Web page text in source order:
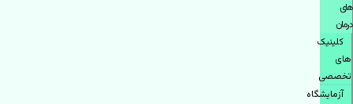
های
درمان
کلینیک
های
تخصصی
آزمایشگاه